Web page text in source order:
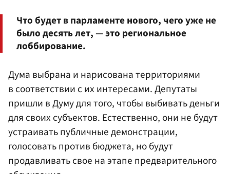
Что будет в парламенте нового, чего уже не
было десять лет, — это региональное
лоббирование.
Дума выбрана и нарисована территориями
в соответствии с их интересами. Депутаты
пришли в Думу для того, чтобы выбивать деньги
для своих субъектов. Естественно, они не будут
устраивать публичные демонстрации,
голосовать против бюджета, но будут
продавливать свое на этапе предварительного